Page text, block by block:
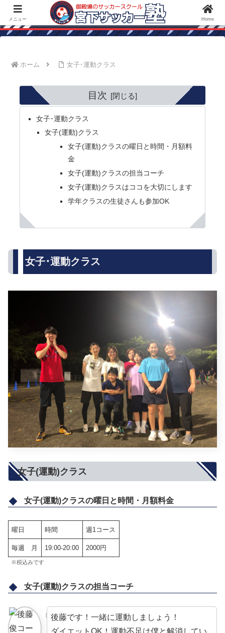
御殿場のサッカースクールなら！御殿場の宮下サッカー塾は、スクール専門な
ので他チーム、部活と併用してご利用いただけます。
ホーム 女子･運動クラス
目次
女子･運動クラス
女子(運動)クラス
女子(運動)クラスの曜日と時間・月額料
金
女子(運動)クラスの担当コーチ
女子(運動)クラスはココを大切にします
学年クラスの生徒さんも参加OK
女子･運動クラス
女子(運動)クラス
女子(運動)クラスの曜日と時間・月額料金
曜日 時間 週1コース
毎週 月 19:00-20:00 2000円
※税込みです
女子(運動)クラスの担当コーチ
後藤です！一緒に運動しましょう！
ダイエットOK！運動不足は僕と解消してい
メニュー Home